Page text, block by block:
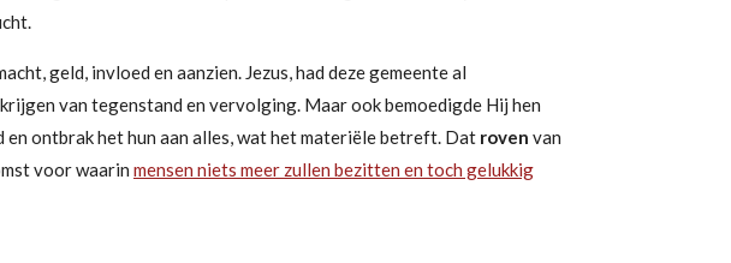
geld, invloed en aanzien. Jezus, had deze gemeente al
van tegenstand en vervolging. Maar ook bemoedigde Hij hen
ontbrak het hun aan alles, wat het materiële betreft. Dat roven van
voor waarin mensen niets meer zullen bezitten en toch gelukkig